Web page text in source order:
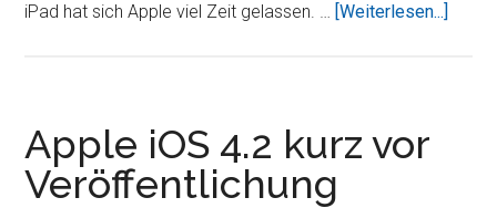
iPad hat sich Apple viel Zeit gelassen. … [Weiterlesen...]
Apple iOS 4.2 kurz vor
Veröffentlichung